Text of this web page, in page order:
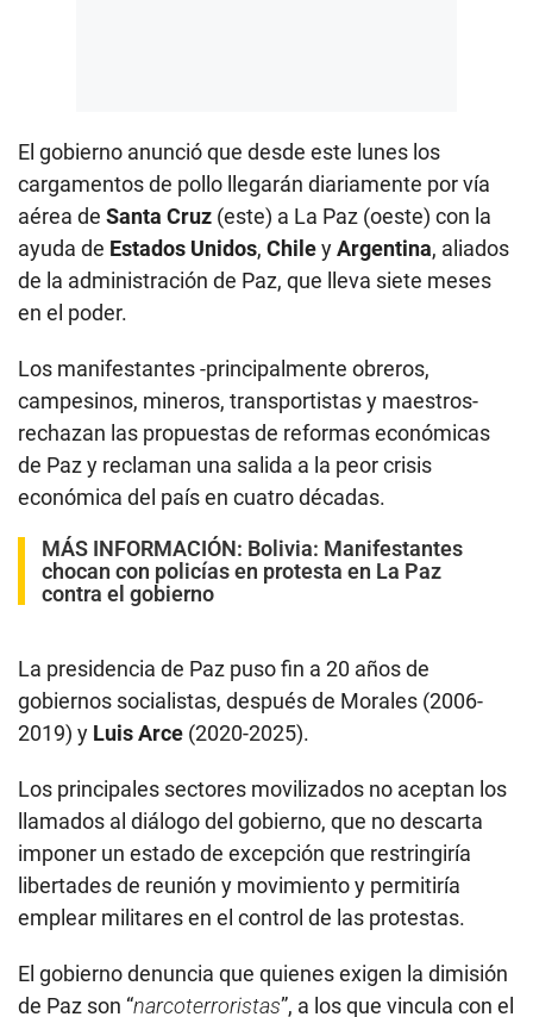
El gobierno anunció que desde este lunes los
cargamentos de pollo llegarán diariamente por vía
aérea de Santa Cruz (este) a La Paz (oeste) con la
ayuda de Estados Unidos, ChileyArgentina, aliados
de la administración de Paz, que lleva siete meses
en el poder.
Los manifestantes -principalmente obreros,
campesinos, mineros, transportistas y maestros-
rechazan las propuestas de reformas económicas
de Paz y reclaman una salida a la peor crisis
económica del país en cuatro décadas.
MÁS INFORMACIÓN: Bolivia: Manifestantes
chocan con policías en protesta en La Paz
contra el gobierno
La presidencia de Paz puso fin a 20 años de
gobiernos socialistas, después de Morales (2006-
2019) y Luis Arce (2020-2025).
Los principales sectores movilizados no aceptan los
llamados al diálogo del gobierno, que no descarta
imponer un estado de excepción que restringiría
libertades de reunión y movimiento y permitiría
emplear militares en el control de las protestas.
El gobierno denuncia que quienes exigen la dimisión
de Paz son “narcoterroristas”, a los que vincula con el